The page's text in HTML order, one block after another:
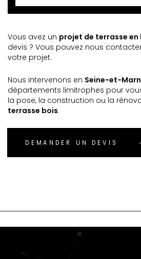
Vous avez un projet de terrasse en
devis ? Vous pouvez nous
votre projet.
Nous intervenons en Seine-et-
départements limitrophes pour
la pose, la construction ou la
terrasse bois.
DEMANDER UN DEVIS